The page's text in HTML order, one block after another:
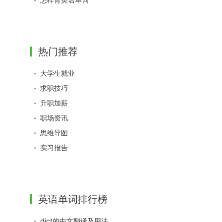
热门推荐
大学生就业
求职技巧
升职加薪
职场资讯
思维导图
实习报告
英语单词排行榜